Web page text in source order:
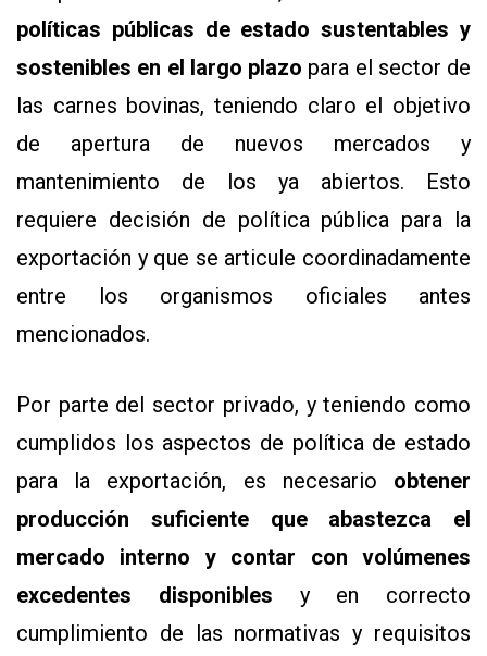
políticas públicas de estado sustentables y
sostenibles en el largo plazo para el sector de
las carnes bovinas, teniendo claro el objetivo
de apertura de nuevos mercados y
mantenimiento de los ya abiertos. Esto
requiere decisión de política pública para la
exportación y que se articule coordinadamente
entre los organismos oficiales antes
mencionados.
Por parte del sector privado, y teniendo como
cumplidos los aspectos de política de estado
para la exportación, es necesario obtener
producción suficiente que abastezca el
mercado interno y contar con volúmenes
excedentes disponibles y en correcto
cumplimiento de las normativas y requisitos